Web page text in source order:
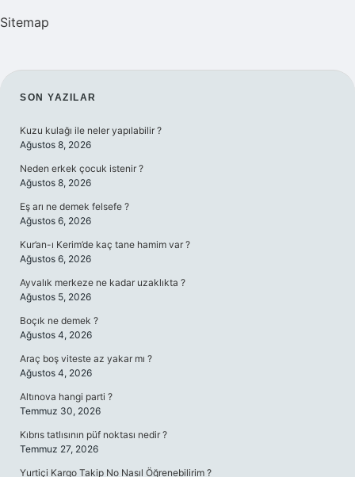
Sitemap
SIDEBAR
SON YAZILAR
Kuzu kulağı ile neler yapılabilir ?
Ağustos 8, 2026
Neden erkek çocuk istenir ?
Ağustos 8, 2026
Eş arı ne demek felsefe ?
Ağustos 6, 2026
Kur’an-ı Kerim’de kaç tane hamim var ?
Ağustos 6, 2026
Ayvalık merkeze ne kadar uzaklıkta ?
Ağustos 5, 2026
Boçık ne demek ?
Ağustos 4, 2026
Araç boş viteste az yakar mı ?
Ağustos 4, 2026
Altınova hangi parti ?
Temmuz 30, 2026
Kıbrıs tatlısının püf noktası nedir ?
Temmuz 27, 2026
Yurtiçi Kargo Takip No Nasıl Öğrenebilirim ?